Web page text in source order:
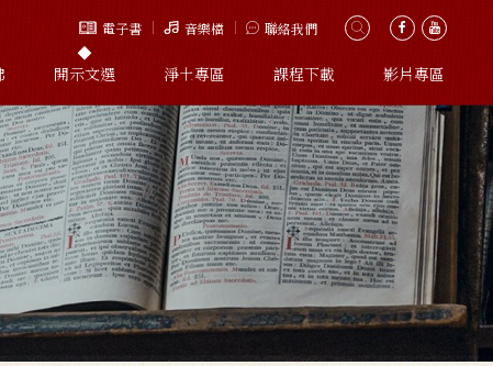
電子書 音樂檔 聯絡我們
開示文選 淨土專區 課程下載 影片專區